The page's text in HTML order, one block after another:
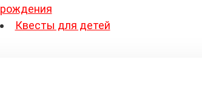
рождения
Квесты для детей